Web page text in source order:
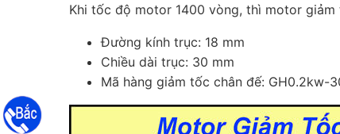
Khi tốc độ motor 1400 vòng, thì motor
Đường kính trục: 18 mm
Chiều dài trục: 30 mm
Mã hàng giảm tốc chân đế: GH0.2kw-